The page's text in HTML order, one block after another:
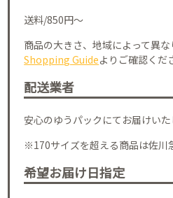
送料/850円～
商品の大きさ、地域によって異
Shopping Guideよりご確認くだ
配送業者
安心のゆうパックにてお届けいた
※170サイズを超える商品は佐川
希望お届け日指定